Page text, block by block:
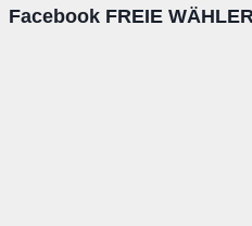
Facebook FREIE